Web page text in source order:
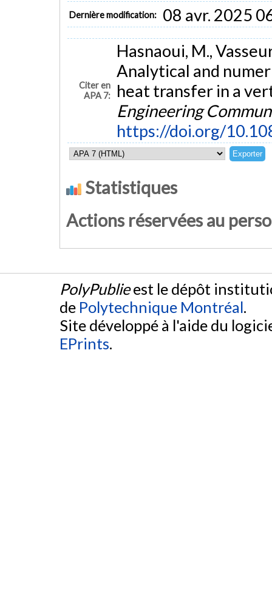
Dernière modification: 08 avr. 2025
Citer en
APA 7:
Hasnaoui, M.,
Analytical and
heat transfer in a
Engineering
https://doi.org/
Statistiques
Actions réservées au
PolyPublieest le dépôt
de Polytechnique Montréal.
Site développé à l'aide du
EPrints.